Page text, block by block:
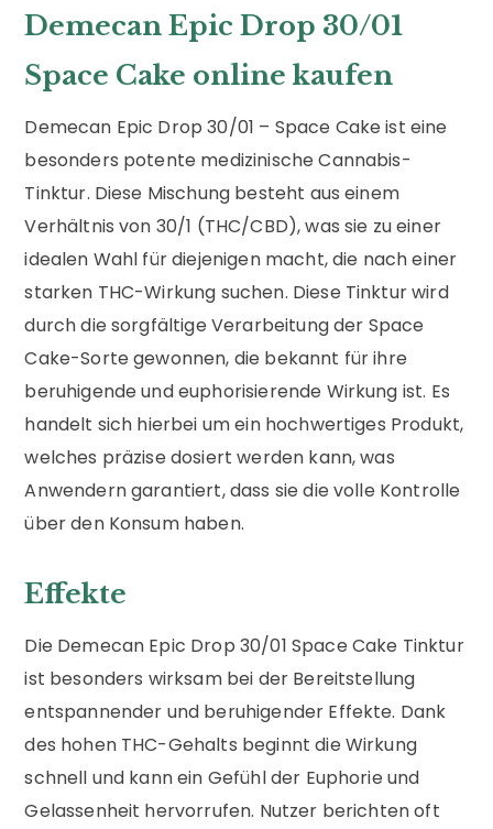
Demecan Epic Drop 30/01
Space Cake online kaufen
Demecan Epic Drop 30/01 – Space Cake ist eine
besonders potente medizinische Cannabis-
Tinktur. Diese Mischung besteht aus einem
Verhältnis von 30/1 (THC/CBD), was sie zu einer
idealen Wahl für diejenigen macht, die nach einer
starken THC-Wirkung suchen. Diese Tinktur wird
durch die sorgfältige Verarbeitung der Space
Cake-Sorte gewonnen, die bekannt für ihre
beruhigende und euphorisierende Wirkung ist. Es
handelt sich hierbei um ein hochwertiges Produkt,
welches präzise dosiert werden kann, was
Anwendern garantiert, dass sie die volle Kontrolle
über den Konsum haben.
Effekte
Die Demecan Epic Drop 30/01 Space Cake Tinktur
ist besonders wirksam bei der Bereitstellung
entspannender und beruhigender Effekte. Dank
des hohen THC-Gehalts beginnt die Wirkung
schnell und kann ein Gefühl der Euphorie und
Gelassenheit hervorrufen. Nutzer berichten oft